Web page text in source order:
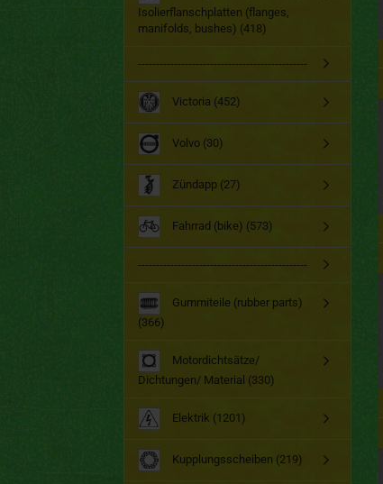
Isolierflanschplatten (flanges,
manifolds, bushes) (418)
-----------------------------------------------
Victoria (452)
Volvo (30)
Zündapp (27)
Fahrrad (bike) (573)
-----------------------------------------------
Gummiteile (rubber parts)
(366)
Motordichtsätze/
Dichtungen/ Material (330)
Elektrik (1201)
Kupplungsscheiben (219)